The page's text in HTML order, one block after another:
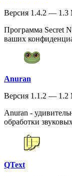
Версия 1.4.2 — 1.3
Программа Secret
ваших
Anuran
Версия 1.1.2 — 1.2
Anuran -
обработки
QText